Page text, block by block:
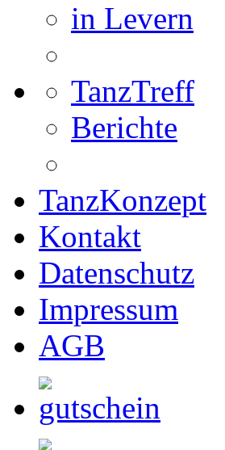
in Levern
TanzTreff
Berichte
TanzKonzept
Kontakt
Datenschutz
Impressum
AGB